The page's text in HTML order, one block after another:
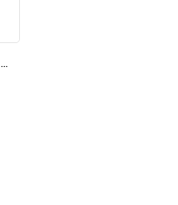
BIKINI GIGANTE BECHAMEL